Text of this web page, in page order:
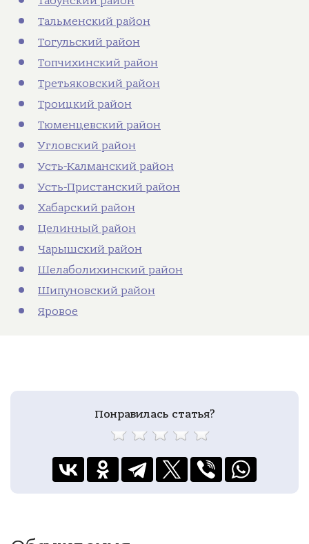
Тальменский район
Тогульский район
Топчихинский район
Третьяковский район
Троицкий район
Тюменцевский район
Угловский район
Усть-Калманский район
Усть-Пристанский район
Хабарский район
Целинный район
Чарышский район
Шелаболихинский район
Шипуновский район
Яровое
Понравилась статья?